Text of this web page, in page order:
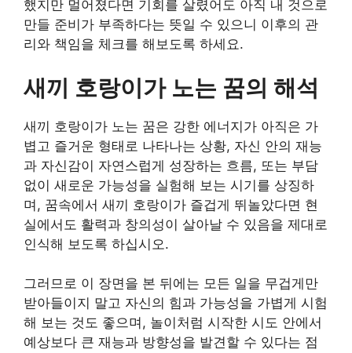
했지만 멀어졌다면 기회를 살렸어도 아직 내 것으로
만들 준비가 부족하다는 뜻일 수 있으니 이후의 관
리와 책임을 체크를 해보도록 하세요.
새끼 호랑이가 노는 꿈의 해석
새끼 호랑이가 노는 꿈은 강한 에너지가 아직은 가
볍고 즐거운 형태로 나타나는 상황, 자신 안의 재능
과 자신감이 자연스럽게 성장하는 흐름, 또는 부담
없이 새로운 가능성을 실험해 보는 시기를 상징하
며, 꿈속에서 새끼 호랑이가 즐겁게 뛰놀았다면 현
실에서도 활력과 창의성이 살아날 수 있음을 제대로
인식해 보도록 하십시오.
그러므로 이 장면을 본 뒤에는 모든 일을 무겁게만
받아들이지 말고 자신의 힘과 가능성을 가볍게 시험
해 보는 것도 좋으며, 놀이처럼 시작한 시도 안에서
예상보다 큰 재능과 방향성을 발견할 수 있다는 점